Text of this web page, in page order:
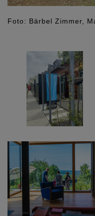
Foto: Bärbel Zimmer,